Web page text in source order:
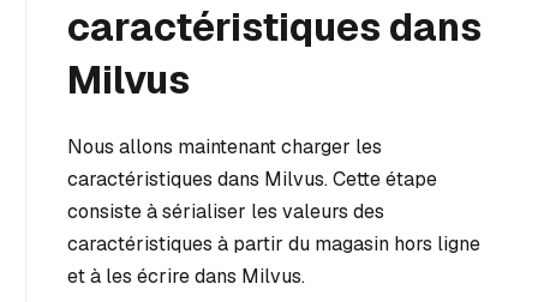
caractéristiques dans
Milvus
Nous allons maintenant charger les
caractéristiques dans Milvus. Cette étape
consiste à sérialiser les valeurs des
caractéristiques à partir du magasin hors ligne
et à les écrire dans Milvus.